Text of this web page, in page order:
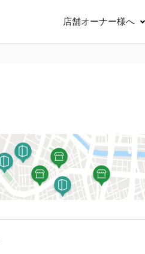
店舗オーナー様へ